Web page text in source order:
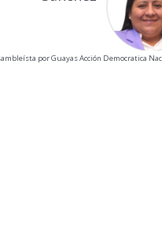
por Guayas Acción Democratica